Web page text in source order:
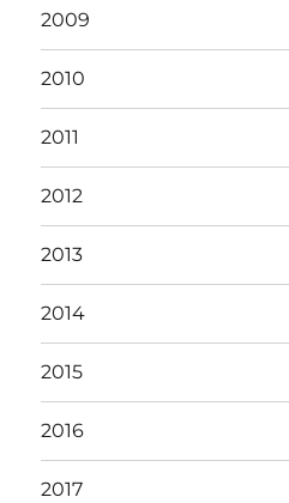
2009
2010
2011
2012
2013
2014
2015
2016
2017